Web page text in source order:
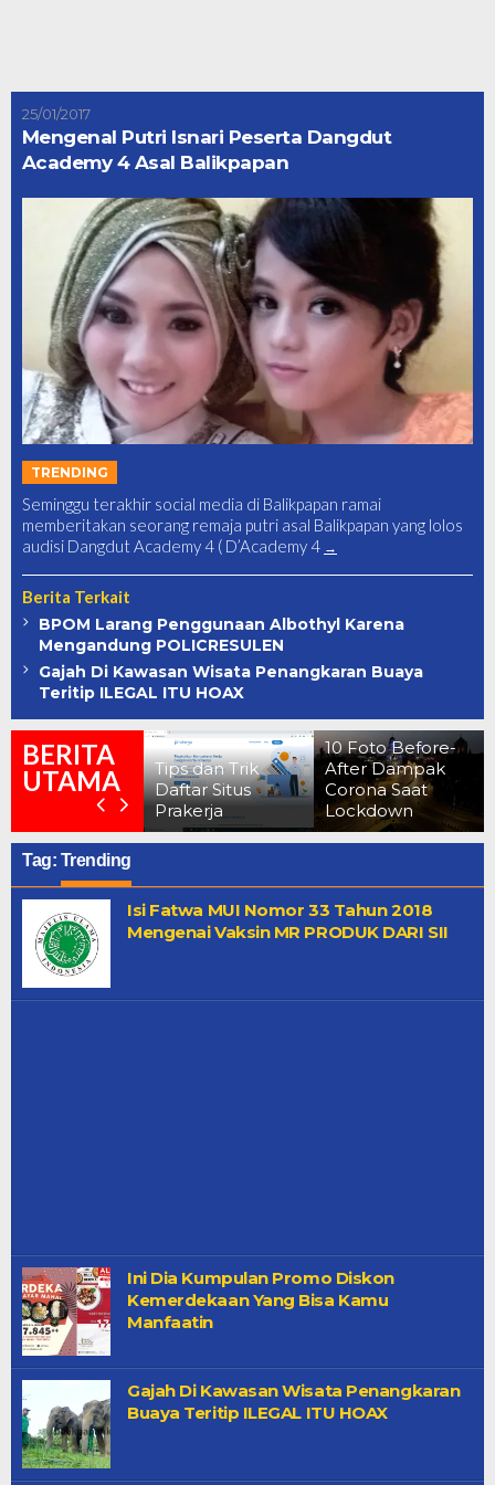
25/01/2017
Mengenal Putri Isnari Peserta Dangdut
Academy 4 Asal Balikpapan
TRENDING
Seminggu terakhir social media di Balikpapan ramai
memberitakan seorang remaja putri asal Balikpapan yang lolos
audisi Dangdut Academy 4 ( D’Academy 4
Berita Terkait
BPOM Larang Penggunaan Albothyl Karena
Mengandung POLICRESULEN
Gajah Di Kawasan Wisata Penangkaran Buaya
Teritip ILEGAL ITU HOAX
BERITA
UTAMA
!!
Danau
Yang
Angker
Tips dan Trik
Daftar Situs
Prakerja
10 Foto Before-
After Dampak
Corona Saat
Lockdown
Tag: Trending
Isi Fatwa MUI Nomor 33 Tahun 2018
Mengenai Vaksin MR PRODUK DARI SII
Ini Dia Kumpulan Promo Diskon
Kemerdekaan Yang Bisa Kamu
Manfaatin
Gajah Di Kawasan Wisata Penangkaran
Buaya Teritip ILEGAL ITU HOAX